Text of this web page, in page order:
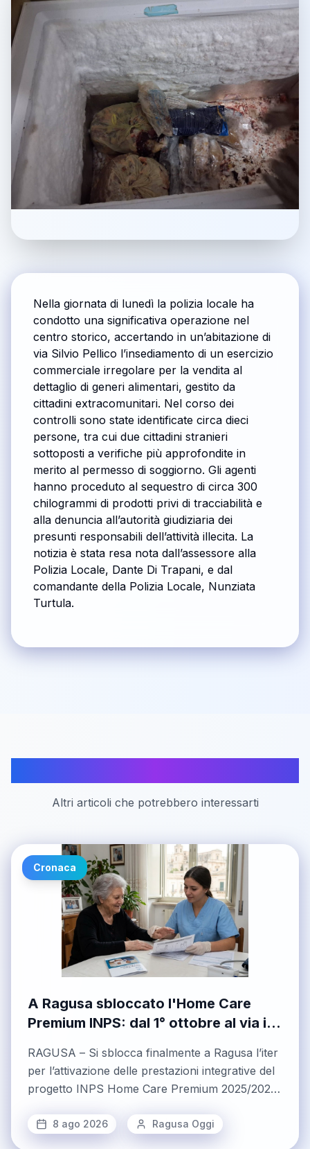
Nella giornata di lunedì la polizia locale ha
condotto una significativa operazione nel
centro storico, accertando in un’abitazione di
via Silvio Pellico l’insediamento di un esercizio
commerciale irregolare per la vendita al
dettaglio di generi alimentari, gestito da
cittadini extracomunitari. Nel corso dei
controlli sono state identificate circa dieci
persone, tra cui due cittadini stranieri
sottoposti a verifiche più approfondite in
merito al permesso di soggiorno. Gli agenti
hanno proceduto al sequestro di circa 300
chilogrammi di prodotti privi di tracciabilità e
alla denuncia all’autorità giudiziaria dei
presunti responsabili dell’attività illecita. La
notizia è stata resa nota dall’assessore alla
Polizia Locale, Dante Di Trapani, e dal
comandante della Polizia Locale, Nunziata
Turtula.
Altri articoli che potrebbero interessarti
Cronaca
A Ragusa sbloccato l'Home Care
Premium INPS: dal 1° ottobre al via i
RAGUSA – Si sblocca finalmente a Ragusa l’iter
per l’attivazione delle prestazioni integrative del
progetto INPS Home Care Premium 2025/2028,
ai dipendenti e pensionati pubblici e ai loro
8 ago 2026 Ragusa Oggi